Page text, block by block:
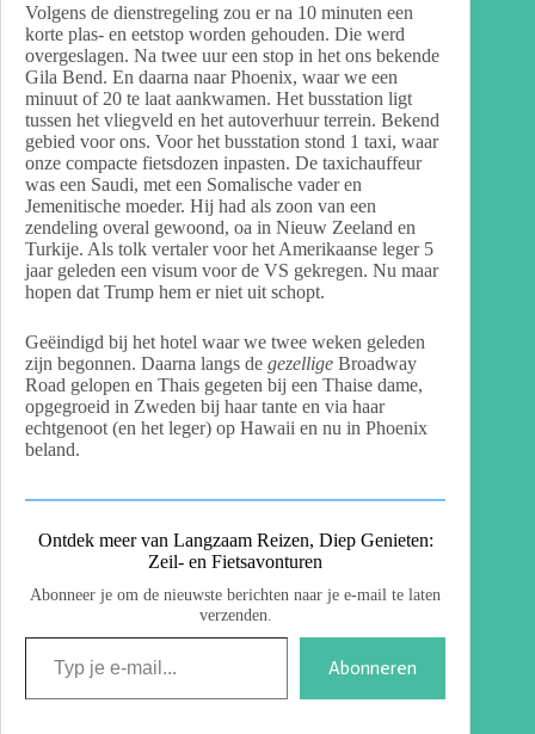
Volgens de dienstregeling zou er na 10 minuten een
korte plas- en eetstop worden gehouden. Die werd
overgeslagen. Na twee uur een stop in het ons bekende
Gila Bend. En daarna naar Phoenix, waar we een
minuut of 20 te laat aankwamen. Het busstation ligt
tussen het vliegveld en het autoverhuur terrein. Bekend
gebied voor ons. Voor het busstation stond 1 taxi, waar
onze compacte fietsdozen inpasten. De taxichauffeur
was een Saudi, met een Somalische vader en
Jemenitische moeder. Hij had als zoon van een
zendeling overal gewoond, oa in Nieuw Zeeland en
Turkije. Als tolk vertaler voor het Amerikaanse leger 5
jaar geleden een visum voor de VS gekregen. Nu maar
hopen dat Trump hem er niet uit schopt.
Geëindigd bij het hotel waar we twee weken geleden
zijn begonnen. Daarna langs de gezellige Broadway
Road gelopen en Thais gegeten bij een Thaise dame,
opgegroeid in Zweden bij haar tante en via haar
echtgenoot (en het leger) op Hawaii en nu in Phoenix
beland.
Ontdek meer van Langzaam Reizen, Diep Genieten:
Zeil- en Fietsavonturen
Abonneer je om de nieuwste berichten naar je e-mail te laten
verzenden.
Abonneren